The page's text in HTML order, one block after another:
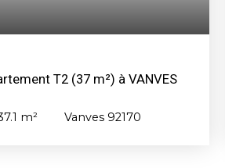
T2 (37 m²) à VANVES
m² Vanves 92170